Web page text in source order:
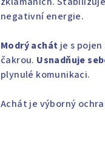
negativní energie.
Modrý achát je s
čakrou. Usnadňuje
plynulé komunikaci.
Achát je výborný